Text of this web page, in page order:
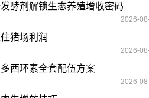
酵剂解锁生态养殖增收密码
2026-
猪场利润
2026-
西环素全套配伍方案
2026-